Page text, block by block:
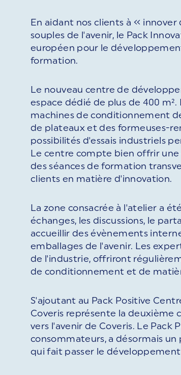
En aidant nos clients à «
souples de l'avenir, le Pack
européen pour le
formation.
Le nouveau centre de
espace dédié de plus de 400
machines de conditionnement
de plateaux et des formeuses-
possibilités d'essais industriels
Le centre compte bien offrir une
des séances de formation
clients en matière d'innovation.
La zone consacrée à l'atelier a
échanges, les discussions, le
accueillir des évènements
emballages de l'avenir. Les
de l'industrie, offriront
de conditionnement et de
S'ajoutant au Pack Positive
Coveris représente la deuxième
vers l'avenir de Coveris. Le Pack
consommateurs, a désormais
qui fait passer le